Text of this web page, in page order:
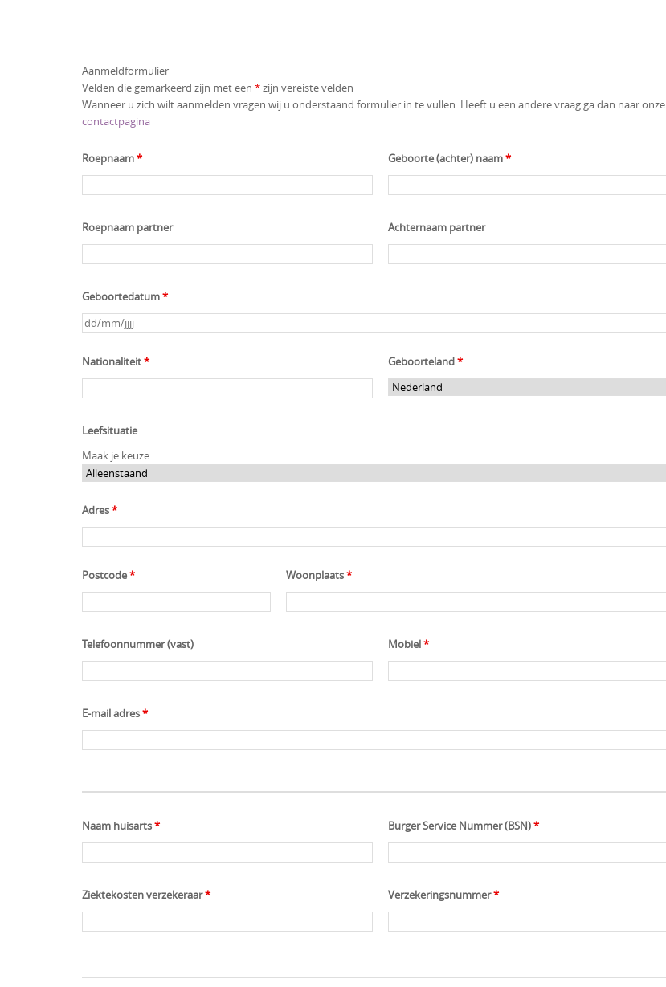
Aanmeldformulier
Velden die gemarkeerd zijn met een *zijn vereiste velden
Wanneer u zich wilt aanmelden vragen wij u onderstaand formulier in te vullen. Heeft u een andere vraag ga dan naar onze
contactpagina
Roepnaam* Geboorte (achter) naam*
Roepnaam partner Achternaam partner
Geboortedatum*
Nationaliteit* Geboorteland*
Leefsituatie
Maak je keuze
Adres*
Postcode* Woonplaats*
Telefoonnummer (vast) Mobiel*
E-mail adres*
Naam huisarts* Burger Service Nummer (BSN)*
Ziektekosten verzekeraar* Verzekeringsnummer*